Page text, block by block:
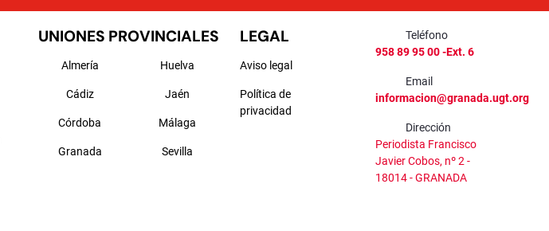
UNIONES PROVINCIALES
Almería
Cádiz
Córdoba
Granada
Huelva
Jaén
Málaga
Sevilla
LEGAL
Aviso legal
Política de
privacidad
Teléfono
958 89 95 00 -Ext. 6
Email
informacion@granada.ugt.org
Dirección
Periodista Francisco
Javier Cobos, nº 2 -
18014 - GRANADA